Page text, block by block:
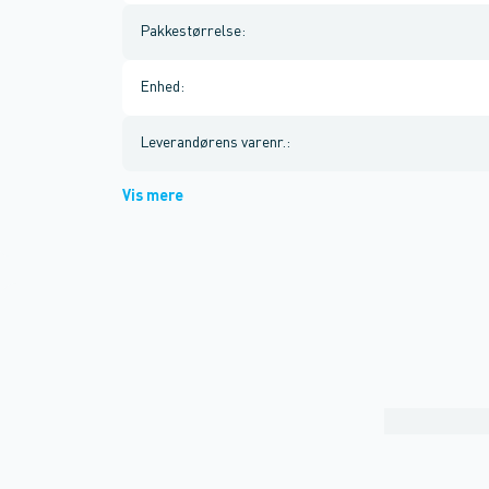
Pakkestørrelse:
Enhed :
Leverandørens varenr. :
Vis mere